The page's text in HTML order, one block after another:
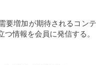
要増加が期待されるコン
情報を会員に発信する。